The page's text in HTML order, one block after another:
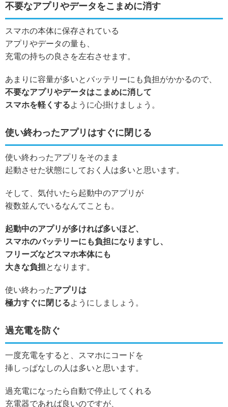
不要なアプリやデータをこまめに消す
スマホの本体に保存されている
アプリやデータの量も、
充電の持ちの良さを左右させます。
あまりに容量が多いとバッテリーにも負担がかかるので、
不要なアプリやデータはこまめに消して
スマホを軽くするように心掛けましょう。
使い終わったアプリはすぐに閉じる
使い終わったアプリをそのまま
起動させた状態にしておく人は多いと思います。
そして、気付いたら起動中のアプリが
複数並んでいるなんてことも。
起動中のアプリが多ければ多いほど、
スマホのバッテリーにも負担になりますし、
フリーズなどスマホ本体にも
大きな負担となります。
使い終わったアプリは
極力すぐに閉じるようにしましょう。
過充電を防ぐ
一度充電をすると、スマホにコードを
挿しっぱなしの人は多いと思います。
過充電になったら自動で停止してくれる
充電器であれば良いのですが、